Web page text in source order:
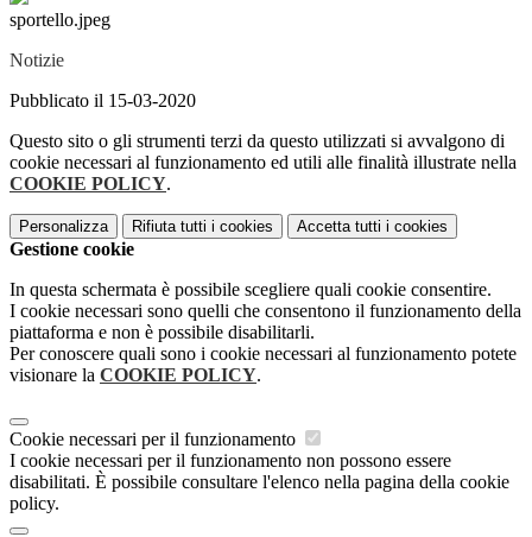
sportello.jpeg
Notizie
Pubblicato il 15-03-2020
Questo sito o gli strumenti terzi da questo utilizzati si avvalgono di
cookie necessari al funzionamento ed utili alle finalità illustrate nella
COOKIE POLICY.
Personalizza Rifiuta tutti i cookies Accetta tutti i cookies
Gestione cookie
In questa schermata è possibile scegliere quali cookie consentire.
I cookie necessari sono quelli che consentono il funzionamento della
piattaforma e non è possibile disabilitarli.
Per conoscere quali sono i cookie necessari al funzionamento potete
visionare la COOKIE POLICY.
Cookie necessari per il funzionamento
I cookie necessari per il funzionamento non possono essere
disabilitati. È possibile consultare l'elenco nella pagina della cookie
policy.